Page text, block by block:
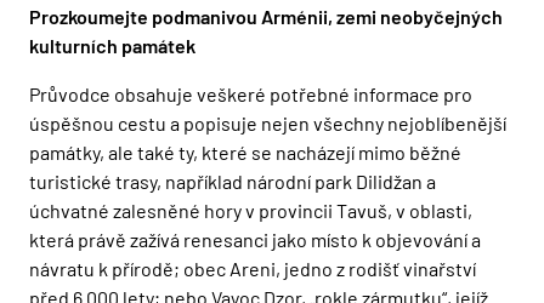
Prozkoumejte podmanivou Arménii, zemi neobyčejných
kulturních památek
Průvodce obsahuje veškeré potřebné informace pro
úspěšnou cestu a popisuje nejen všechny nejoblíbenější
památky, ale také ty, které se nacházejí mimo běžné
turistické trasy, například národní park Dilidžan a
úchvatné zalesněné hory v provincii Tavuš, v oblasti,
která právě zažívá renesanci jako místo k objevování a
návratu k přírodě; obec Areni, jedno z rodišť vinařství
před 6 000 lety; nebo Vayoc Dzor, „rokle zármutku“, jejíž